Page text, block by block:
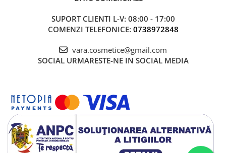
SUPORT CLIENTI L-V: 08:00 - 17:00
COMENZI TELEFONICE: 0738972848
vara.cosmetice@gmail.com
SOCIAL URMARESTE-NE IN SOCIAL MEDIA